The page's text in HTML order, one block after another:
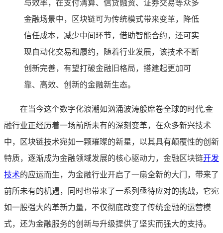
与效率，在支付清算、信贷融资、证券交易等众多
金融场景中，区块链可为传统模式带来变革，降低
信任成本，减少中间环节，借助智能合约，还可实
现自动化交易和履约，随着行业发展，该技术不断
创新完善，有望打破金融旧格局，搭建起更加可
靠、高效、创新的金融新生态。
在当今这个数字化浪潮如汹涌波涛般席卷全球的时代,金
融行业正经历着一场前所未有的深刻变革，在众多新兴技术
中，区块链技术宛如一颗璀璨的新星，以其具有颠覆性的创新
特质，逐渐成为金融领域发展的核心驱动力，金融区块链开发
技术的应运而生，为金融行业开启了一扇全新的大门，带来了
前所未有的机遇，同时也带来了一系列亟待应对的挑战，它宛
如一股强大的革新力量，不仅彻底改变了传统金融的运营模
式，还为金融服务的创新与升级提供了坚实而强大的支持。